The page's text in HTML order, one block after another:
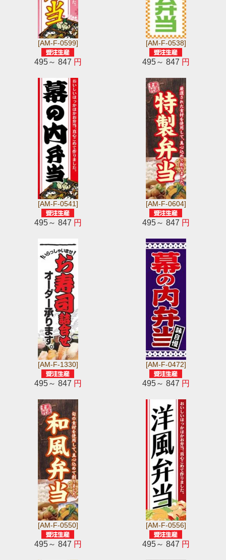
[AM-F-0599]
495～ 847 円
[AM-F-0538]
495～ 847 円
[AM-F-0541]
495～ 847 円
[AM-F-0604]
495～ 847 円
[AM-F-1330]
495～ 847 円
[AM-F-0472]
495～ 847 円
[AM-F-0550]
495～ 847 円
[AM-F-0556]
495～ 847 円